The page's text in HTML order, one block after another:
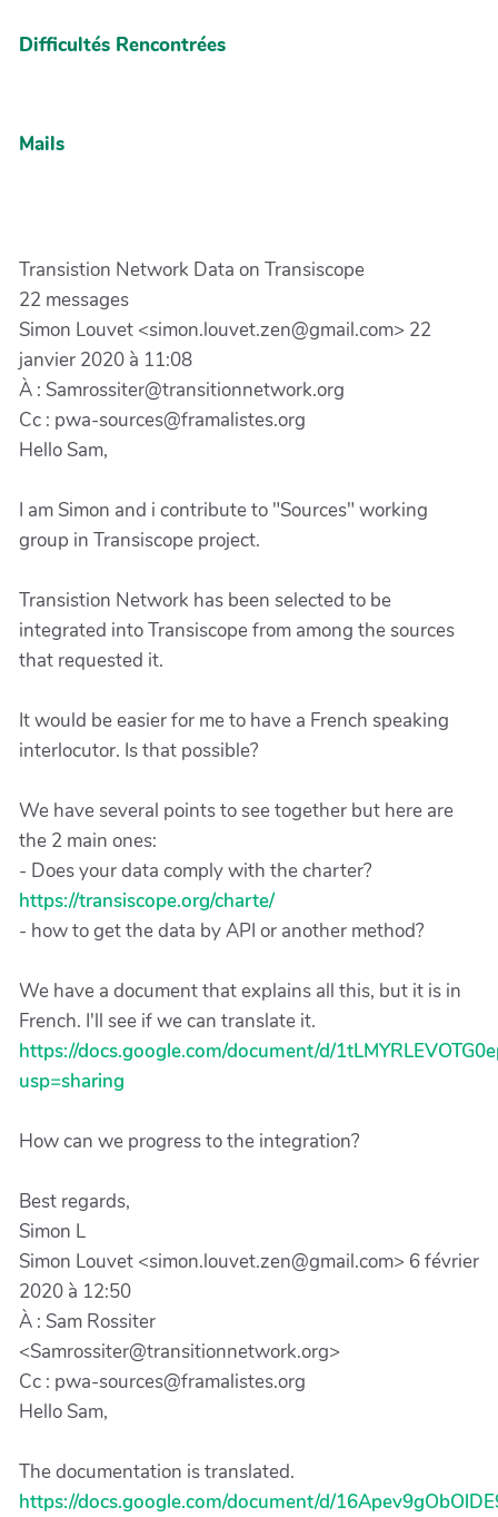
Difficultés Rencontrées
Mails
Transistion Network Data on Transiscope
22 messages
Simon Louvet <simon.louvet.zen@gmail.com> 22
janvier 2020 à 11:08
À : Samrossiter@transitionnetwork.org
Cc : pwa-sources@framalistes.org
Hello Sam,
I am Simon and i contribute to "Sources" working
group in Transiscope project.
Transistion Network has been selected to be
integrated into Transiscope from among the sources
that requested it.
It would be easier for me to have a French speaking
interlocutor. Is that possible?
We have several points to see together but here are
the 2 main ones:
- Does your data comply with the charter?
https://transiscope.org/charte/
- how to get the data by API or another method?
We have a document that explains all this, but it is in
French. I'll see if we can translate it.
https://docs.google.com/document/d/
usp=sharing
How can we progress to the integration?
Best regards,
Simon L
Simon Louvet <simon.louvet.zen@gmail.com> 6 février
2020 à 12:50
À : Sam Rossiter
<Samrossiter@transitionnetwork.org>
Cc : pwa-sources@framalistes.org
Hello Sam,
The documentation is translated.
https://docs.google.com/document/d/